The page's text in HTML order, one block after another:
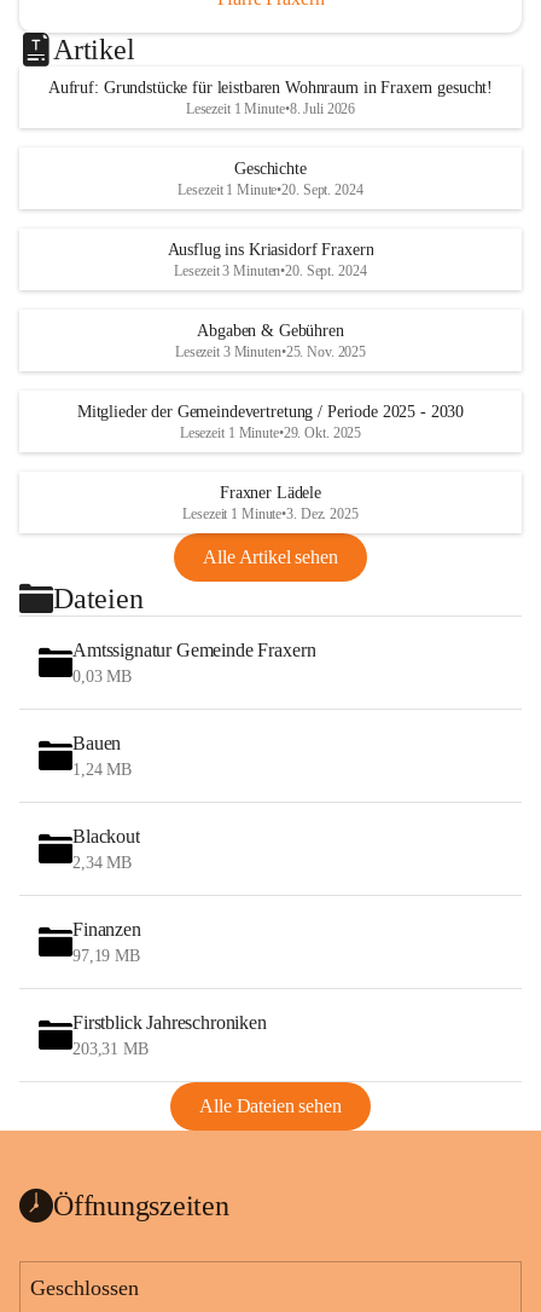
Artikel
Aufruf: Grundstücke für leistbaren Wohnraum in Fraxern gesucht!
Lesezeit 1 Minute•8. Juli 2026
Geschichte
Lesezeit 1 Minute•20. Sept. 2024
Ausflug ins Kriasidorf Fraxern
Lesezeit 3 Minuten•20. Sept. 2024
Abgaben & Gebühren
Lesezeit 3 Minuten•25. Nov. 2025
Mitglieder der Gemeindevertretung / Periode 2025 - 2030
Lesezeit 1 Minute•29. Okt. 2025
Fraxner Lädele
Lesezeit 1 Minute•3. Dez. 2025
Alle Artikel sehen
Dateien
Amtssignatur Gemeinde Fraxern
0,03 MB
Bauen
1,24 MB
Blackout
2,34 MB
Finanzen
97,19 MB
Firstblick Jahreschroniken
203,31 MB
Alle Dateien sehen
Öffnungszeiten
Geschlossen